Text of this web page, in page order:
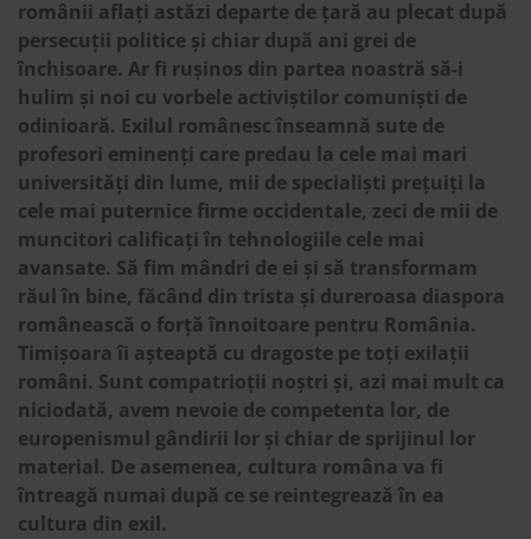
românii aflați astăzi departe de țară au plecat după
persecuții politice și chiar după ani grei de
închisoare. Ar fi rușinos din partea noastră să-i
hulim și noi cu vorbele activiștilor comuniști de
odinioară. Exilul românesc înseamnă sute de
profesori eminenți care predau la cele mai mari
universități din lume, mii de specialiști prețuiți la
cele mai puternice firme occidentale, zeci de mii de
muncitori calificați în tehnologiile cele mai
avansate. Să fim mândri de ei și să transformam
răul în bine, făcând din trista și dureroasa diaspora
românească o forță înnoitoare pentru România.
Timișoara îi așteaptă cu dragoste pe toți exilații
români. Sunt compatrioții noștri și, azi mai mult ca
niciodată, avem nevoie de competenta lor, de
europenismul gândirii lor și chiar de sprijinul lor
material. De asemenea, cultura româna va fi
întreagă numai după ce se reintegrează în ea
cultura din exil.